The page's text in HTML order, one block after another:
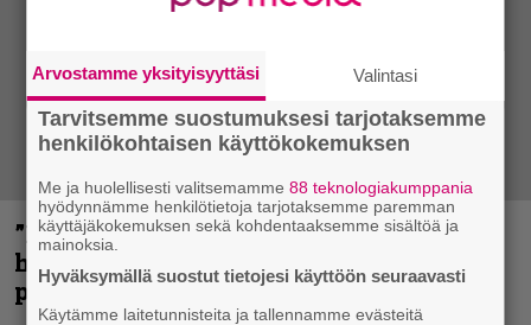
”Mitalini näyttää ihan plektralta” –
huippu-uimari jamittelee Megadethiä
palkinnollaan
Arvostamme yksityisyyttäsi Valintasi
Tarvitsemme suostumuksesi tarjotaksemme
henkilökohtaisen käyttökokemuksen
Me ja huolellisesti valitsemamme88 teknologiakumppania
hyödynnämme henkilötietoja tarjotaksemme paremman
käyttäjäkokemuksen sekä kohdentaaksemme sisältöä ja
mainoksia.
Hyväksymällä suostut tietojesi käyttöön seuraavasti
Käytämme laitetunnisteita ja tallennamme evästeitä